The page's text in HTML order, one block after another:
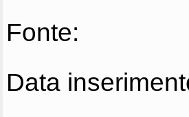
Fonte:
Data